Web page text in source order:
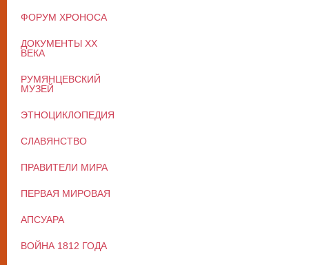
ФОРУМ ХРОНОСА
ДОКУМЕНТЫ XX
ВЕКА
РУМЯНЦЕВСКИЙ
МУЗЕЙ
ЭТНОЦИКЛОПЕДИЯ
СЛАВЯНСТВО
ПРАВИТЕЛИ МИРА
ПЕРВАЯ МИРОВАЯ
АПСУАРА
ВОЙНА 1812 ГОДА